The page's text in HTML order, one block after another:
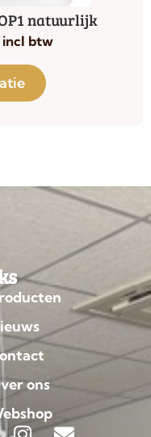
natuurlijk
incl btw
ons